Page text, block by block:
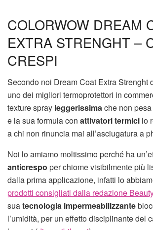
COLORWOW DREAM
EXTRA STRENGHT –
CRESPI
Secondo noi Dream Coat Extra Strenght
uno dei migliori termoprotettori in
texture spray leggerissimache non
e la sua formula con attivatori termici lo
a chi non rinuncia mai all’asciugatura a
Noi lo amiamo moltissimo perché ha
anticrespo per chiome visibilmente più
dalla prima applicazione, infatti lo
prodotti consigliati dalla redazione
suatecnologia impermeabilizzante
l’umidità, per un effetto disciplinante del